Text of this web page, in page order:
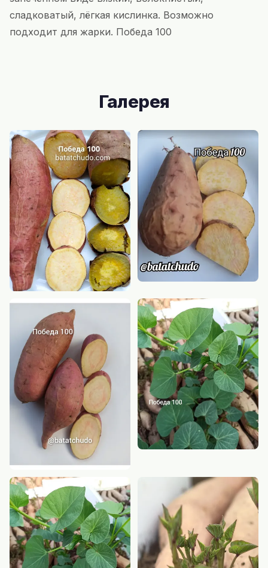
сладковатый, лёгкая кислинка. Возможно
подходит для жарки. Победа 100
Галерея